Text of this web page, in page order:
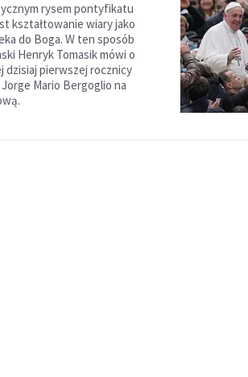
rysem pontyfikatu
kształtowanie wiary jako
do Boga. W ten sposób
Henryk Tomasik mówi o
dzisiaj pierwszej rocznicy
Mario Bergoglio na